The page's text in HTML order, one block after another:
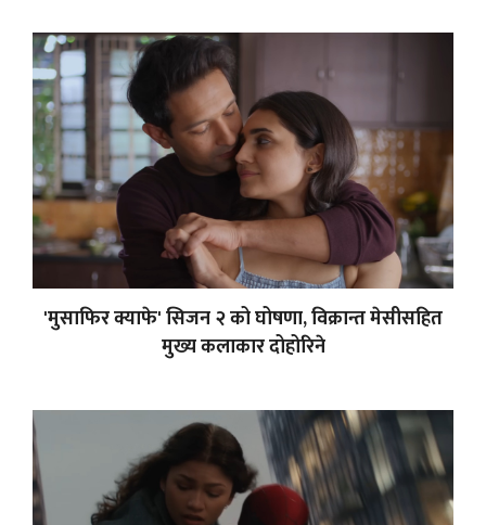
'मुसाफिर क्याफे' सिजन २ को घोषणा, विक्रान्त मेसीसहित
मुख्य कलाकार दोहोरिने